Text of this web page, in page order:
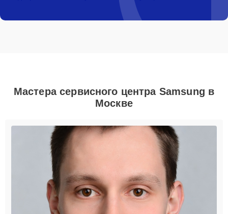
Мастера сервисного центра Samsung в
Москве